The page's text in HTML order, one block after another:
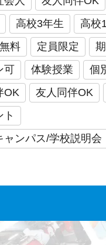
高校3年生
高校
無料 定員限定
可
体験授業
個
OK
友人同伴OK
ト
ャンパス/学校説明会